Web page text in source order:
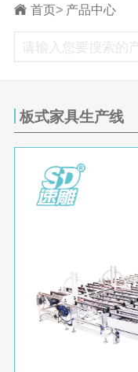
首页> 产品中心
板式家具生产线